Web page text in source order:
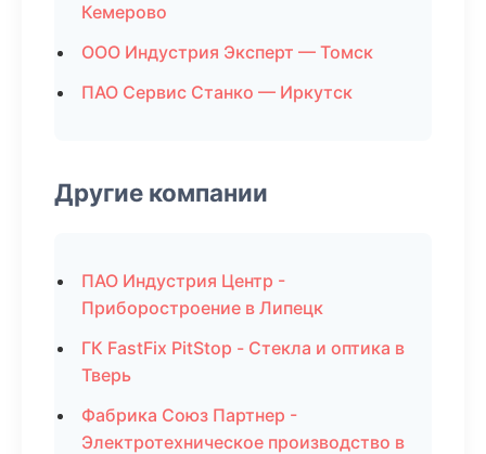
Кемерово
ООО Индустрия Эксперт — Томск
ПАО Сервис Станко — Иркутск
Другие компании
ПАО Индустрия Центр -
Приборостроение в Липецк
ГК FastFix PitStop - Стекла и оптика в
Тверь
Фабрика Союз Партнер -
Электротехническое производство в